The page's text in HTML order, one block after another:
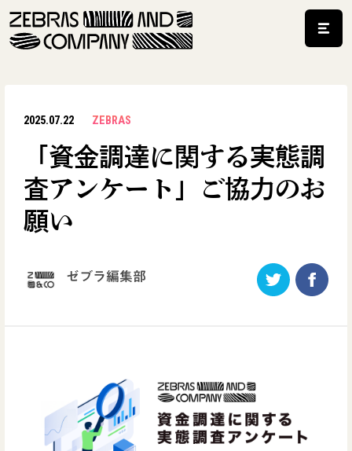
2025.07.22 ZEBRAS
「資金調達に関する実態調
査アンケート」ご協力のお
願い
ゼブラ編集部